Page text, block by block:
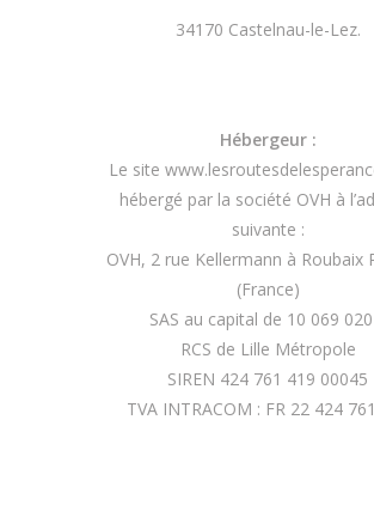
34170 Castelnau-le-Lez.
Hébergeur :
Le site
hébergé par la société OVH à
suivante :
OVH, 2 rue Kellermann à Roubaix
(France)
SAS au capital de 10 069
RCS de Lille Métropole
SIREN 424 761 419 00045
TVA INTRACOM : FR 22 424